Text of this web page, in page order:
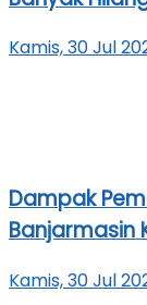
Kamis, 30 Jul
Dampak
Banjarmasin
Kamis, 30 Jul